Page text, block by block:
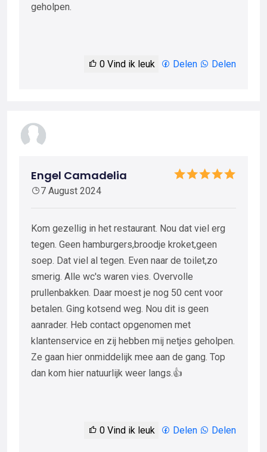
geholpen.
0 Vind ik leuk Delen Delen
Engel Camadelia
7 August 2024
Kom gezellig in het restaurant. Nou dat viel erg
tegen. Geen hamburgers,broodje kroket,geen
soep. Dat viel al tegen. Even naar de toilet,zo
smerig. Alle wc's waren vies. Overvolle
prullenbakken. Daar moest je nog 50 cent voor
betalen. Ging kotsend weg. Nou dit is geen
aanrader. Heb contact opgenomen met
klantenservice en zij hebben mij netjes geholpen.
Ze gaan hier onmiddelijk mee aan de gang. Top
dan kom hier natuurlijk weer langs.👍
0 Vind ik leuk Delen Delen